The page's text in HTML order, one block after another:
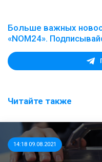
Больше важных
«NOM24».
Читайте также
14:18 09.08.2021